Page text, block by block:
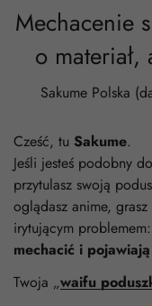
Mechacenie
o
Sakume Polska
Cześć, tu Sakume.
Jeśli jesteś podobny
przytulasz swoją
oglądasz anime,
irytującym problemem:
mechacić i
Twoja „waifu